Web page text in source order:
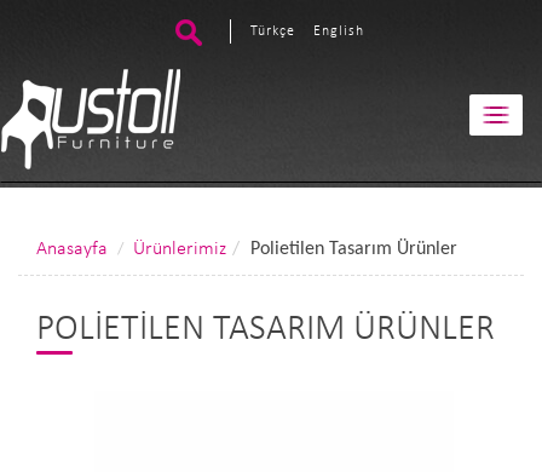
Türkçe English
Anasayfa Ürünlerimiz Polietilen Tasarım Ürünler
POLIETILEN TASARIM ÜRÜNLER